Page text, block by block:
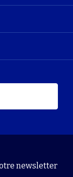
newsletter